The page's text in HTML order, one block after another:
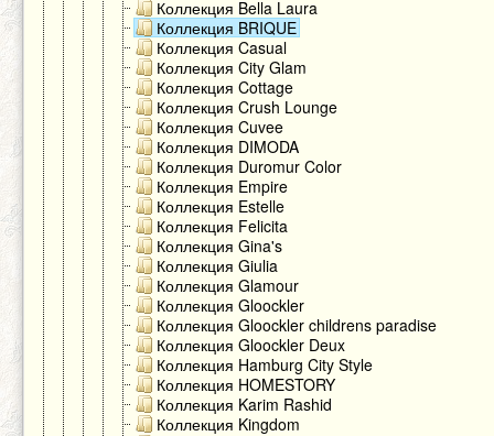
Коллекция Bella Laura
Коллекция BRIQUE
Коллекция Casual
Коллекция City Glam
Коллекция Cottage
Коллекция Crush Lounge
Коллекция Cuvee
Коллекция DIMODA
Коллекция Duromur Color
Коллекция Empire
Коллекция Estelle
Коллекция Felicita
Коллекция Gina's
Коллекция Giulia
Коллекция Glamour
Коллекция Gloockler
Коллекция Gloockler childrens paradise
Коллекция Gloockler Deux
Коллекция Hamburg City Style
Коллекция HOMESTORY
Коллекция Karim Rashid
Коллекция Kingdom